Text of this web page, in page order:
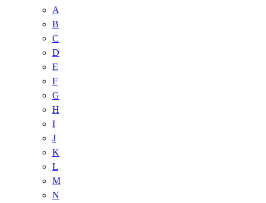
A
B
C
D
E
F
G
H
I
J
K
L
M
N